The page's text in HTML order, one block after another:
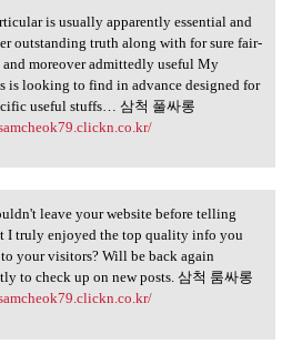
is usually
is usually apparently essential and
outstanding truth along with for sure fair-
and moreover admittedly useful My
is looking to find in advance designed for
useful stuffs… 삼척 풀싸롱
leave your
leave your website before telling
I truly enjoyed the top quality info you
to your visitors? Will be back again
to check up on new posts. 삼척 룸싸롱